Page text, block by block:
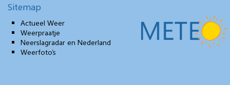
Sitemap
Actueel Weer
Weerpraatje
Neerslagradar en Nederland
Weerfoto’s